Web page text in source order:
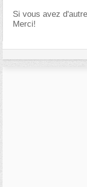
Si vous avez
Merci!